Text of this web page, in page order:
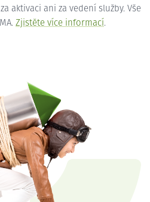
aktivaci ani za vedení služby. Vše
Zjistěte více informací.